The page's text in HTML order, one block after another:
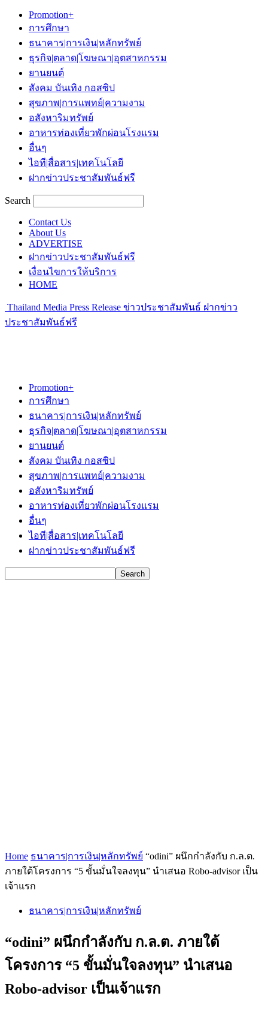
Promotion+
การศึกษา
ธนาคาร|การเงิน|หลักทรัพย์
ธุรกิจ|ตลาด|โฆษณา|อุตสาหกรรม
ยานยนต์
สังคม บันเทิง กอสซิป
สุขภาพ|การแพทย์|ความงาม
อสังหาริมทรัพย์
อาหารท่องเที่ยวพักผ่อนโรงแรม
อื่นๆ
ไอที|สื่อสาร|เทคโนโลยี
ฝากข่าวประชาสัมพันธ์ฟรี
Search
Contact Us
About Us
ADVERTISE
ฝากข่าวประชาสัมพันธ์ฟรี
เงื่อนไขการให้บริการ
HOME
Thailand Media Press Release ข่าวประชาสัมพันธ์ ฝากข่าว
ประชาสัมพันธ์ฟรี
Promotion+
การศึกษา
ธนาคาร|การเงิน|หลักทรัพย์
ธุรกิจ|ตลาด|โฆษณา|อุตสาหกรรม
ยานยนต์
สังคม บันเทิง กอสซิป
สุขภาพ|การแพทย์|ความงาม
อสังหาริมทรัพย์
อาหารท่องเที่ยวพักผ่อนโรงแรม
อื่นๆ
ไอที|สื่อสาร|เทคโนโลยี
ฝากข่าวประชาสัมพันธ์ฟรี
Home ธนาคาร|การเงิน|หลักทรัพย์ “odini” ผนึกกำลังกับ ก.ล.ต.
ภายใต้โครงการ “5 ขั้นมั่นใจลงทุน” นำเสนอ Robo-advisor เป็น
เจ้าแรก
ธนาคาร|การเงิน|หลักทรัพย์
“odini” ผนึกกำลังกับ ก.ล.ต. ภายใต้
โครงการ “5 ขั้นมั่นใจลงทุน” นำเสนอ
Robo-advisor เป็นเจ้าแรก